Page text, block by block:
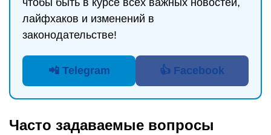
лайфхаков и изменений в
законодательстве!
📲 Telegram 👍 Facebook
Часто задаваемые вопросы